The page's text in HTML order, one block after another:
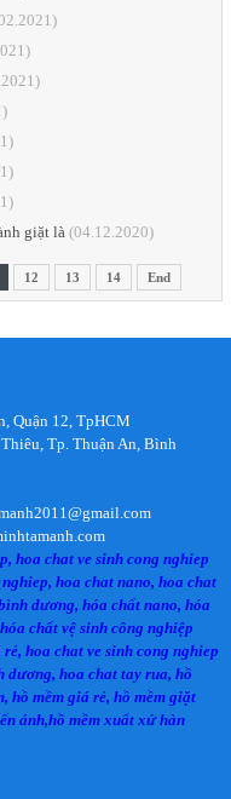
giặt là (04.12.2020)
12 13 14 End
Quận 12, TpHCM
Tp. Thuận An, Bình
hoa chat ve sinh cong nghiep
hoa chat nano, hoa chat
dương, hóa chất nano, hóa
chất vệ sinh công nghiệp
hoa chat ve sinh cong nghiep
hoa chat tay rua, hồ
hồ mềm giá rẻ, hồ mềm giặt
ánh,hồ mềm xuất xứ hàn